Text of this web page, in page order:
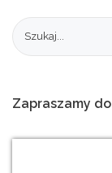
Zapraszamy do